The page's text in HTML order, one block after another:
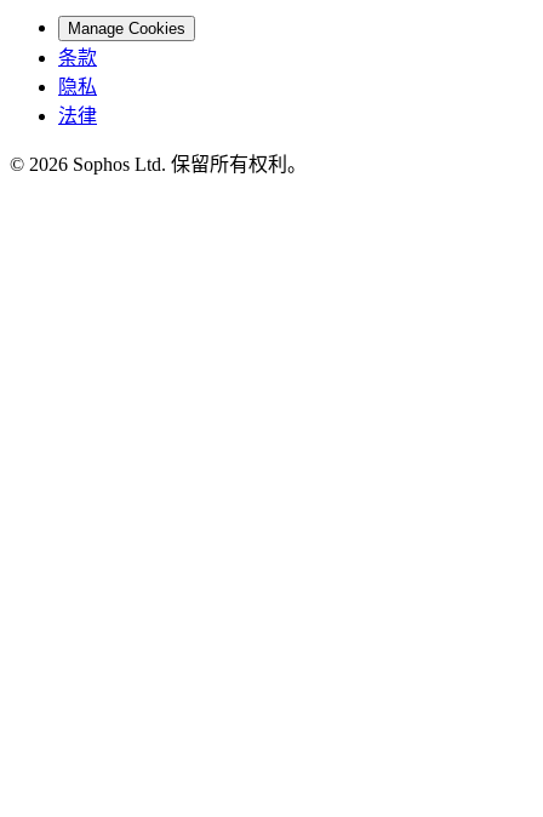
Manage Cookies
条款
隐私
法律
© 2026 Sophos Ltd. 保留所有权利。